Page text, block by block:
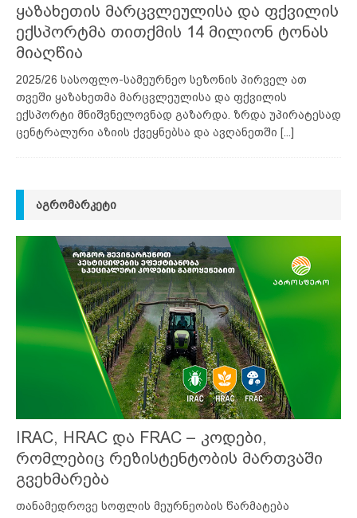
ყაზახეთის მარცვლეულისა და ფქვილის
ექსპორტმა თითქმის 14 მილიონ ტონას
მიაღწია
2025/26 სასოფლო-სამეურნეო სეზონის პირველ ათ
თვეში ყაზახეთმა მარცვლეულისა და ფქვილის
ექსპორტი მნიშვნელოვნად გაზარდა. ზრდა უპირატესად
ცენტრალური აზიის ქვეყნებსა და ავღანეთში [...]
ᲐᲒᲠᲝᲛᲐᲠᲙᲔᲢᲘ
IRAC, HRAC და FRAC – კოდები,
რომლებიც რეზისტენტობის მართვაში
გვეხმარება
თანამედროვე სოფლის მეურნეობის წარმატება